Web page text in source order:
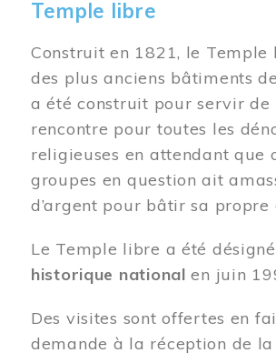
Temple libre
Construit en 1821, le Temple
des plus anciens bâtiments
a été construit pour servir de
rencontre pour toutes les
religieuses en attendant que
groupes en question ait
d’argent pour bâtir sa propre
Le Temple libre a été désigné
historique national en juin
Des visites sont offertes en
demande à la réception de la